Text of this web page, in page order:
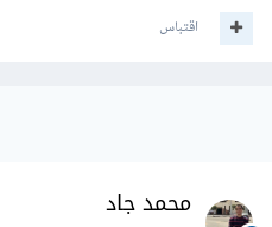
اقتباس
محمد جاد